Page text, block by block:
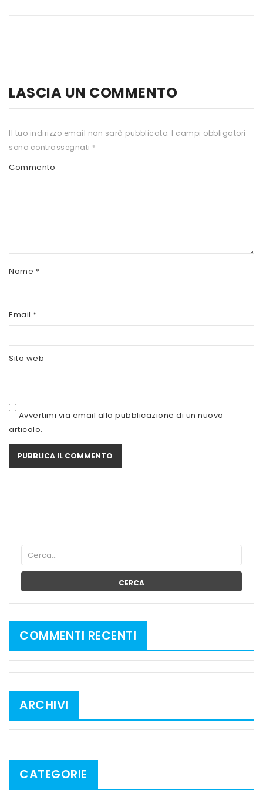
NAMED SPORT
NATIVA INTEGRATORI
NATURAL POINT
PRO ACTION
SCITEC NUTRITION
SEVEN NUTRITION
SYFORM
VOLCHEM
WHY NATURE
WHY SPORT
LASCIA UN COMMENTO
Il tuo indirizzo email non sarà pubblicato. I campi obbligatori
sono contrassegnati *
Commento
Nome *
Email *
Sito web
Avvertimi via email alla pubblicazione di un nuovo
articolo.
CERCA
COMMENTI RECENTI
ARCHIVI
CATEGORIE